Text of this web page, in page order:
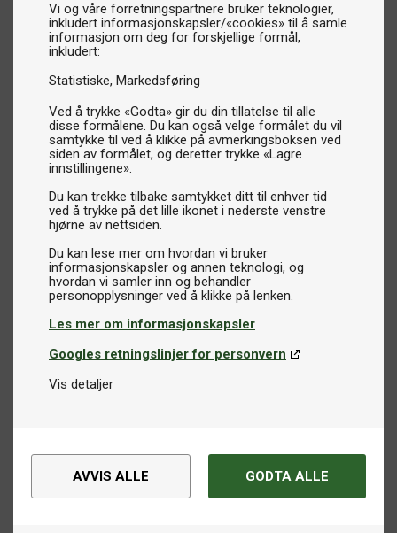
Vi og våre forretningspartnere bruker teknologier,
inkludert informasjonskapsler/«cookies» til å samle
informasjon om deg for forskjellige formål,
inkludert:
Statistiske Markedsføring
Ved å trykke «Godta» gir du din tillatelse til alle
disse formålene. Du kan også velge formålet du vil
samtykke til ved å klikke på avmerkingsboksen ved
siden av formålet, og deretter trykke «Lagre
innstillingene».
Du kan trekke tilbake samtykket ditt til enhver tid
ved å trykke på det lille ikonet i nederste venstre
hjørne av nettsiden.
Du kan lese mer om hvordan vi bruker
informasjonskapsler og annen teknologi, og
hvordan vi samler inn og behandler
Les mer om informasjonskapsler
Googles retningslinjer for personvern
Vis detaljer
AVVIS ALLE GODTA ALLE